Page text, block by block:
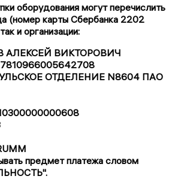
оборудования могут перечислить
(номер карты Сбербанка 2202
и организации:
АЛЕКСЕЙ ВИКТОРОВИЧ
ТУЛЬСКОЕ ОТДЕЛЕНИЕ N8604 ПАО
предмет платежа словом